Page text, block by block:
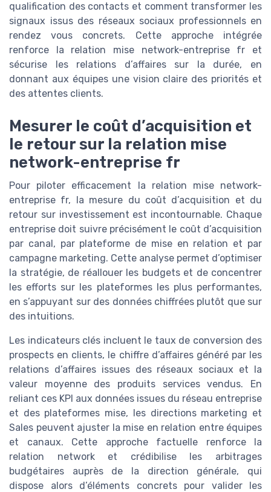
qualification des contacts et comment transformer les
signaux issus des réseaux sociaux professionnels en
rendez vous concrets. Cette approche intégrée
renforce la relation mise network-entreprise fr et
sécurise les relations d’affaires sur la durée, en
donnant aux équipes une vision claire des priorités et
des attentes clients.
Mesurer le coût d’acquisition et
le retour sur la relation mise
network-entreprise fr
Pour piloter efficacement la relation mise network-
entreprise fr, la mesure du coût d’acquisition et du
retour sur investissement est incontournable. Chaque
entreprise doit suivre précisément le coût d’acquisition
par canal, par plateforme de mise en relation et par
campagne marketing. Cette analyse permet d’optimiser
la stratégie, de réallouer les budgets et de concentrer
les efforts sur les plateformes les plus performantes,
en s’appuyant sur des données chiffrées plutôt que sur
des intuitions.
Les indicateurs clés incluent le taux de conversion des
prospects en clients, le chiffre d’affaires généré par les
relations d’affaires issues des réseaux sociaux et la
valeur moyenne des produits services vendus. En
reliant ces KPI aux données issues du réseau entreprise
et des plateformes mise, les directions marketing et
Sales peuvent ajuster la mise en relation entre équipes
et canaux. Cette approche factuelle renforce la
relation network et crédibilise les arbitrages
budgétaires auprès de la direction générale, qui
dispose alors d’éléments concrets pour valider les